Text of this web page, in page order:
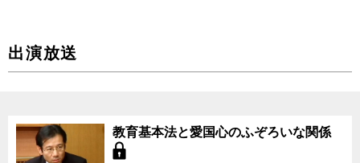
出演放送
教育基本法と愛国心のふ
ぞろいな関係
教育基本法と愛国心のふぞろいな関係